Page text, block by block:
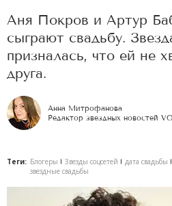
Аня Покров и Артур
сыграют свадьбу.
призналась, что ей не
друга.
Анна Митрофанова
Редактор звездных новостей
Теги: Блогеры Звезды соцсетей дата свадьбы
звездные свадьбы